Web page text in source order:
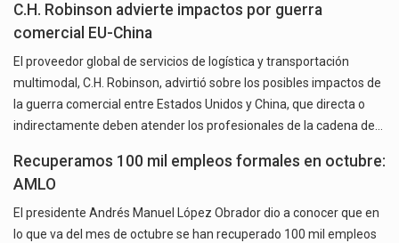
C.H. Robinson advierte impactos por guerra
comercial EU-China
El proveedor global de servicios de logística y transportación
multimodal, C.H. Robinson, advirtió sobre los posibles impactos de
la guerra comercial entre Estados Unidos y China, que directa o
indirectamente deben atender los profesionales de la cadena de…
Recuperamos 100 mil empleos formales en octubre:
AMLO
El presidente Andrés Manuel López Obrador dio a conocer que en
lo que va del mes de octubre se han recuperado 100 mil empleos